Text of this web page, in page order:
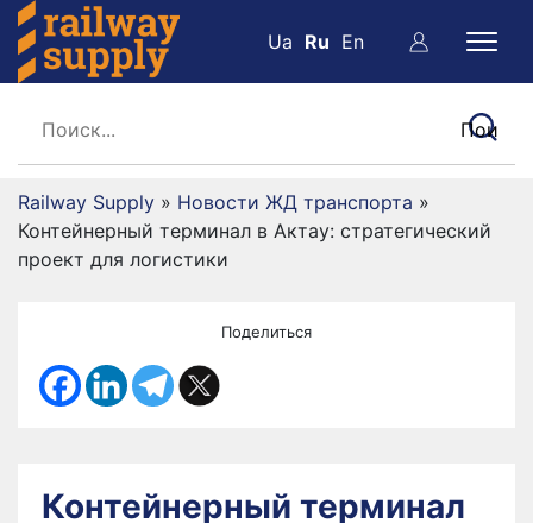
Ua Ru En
Railway Supply » Новости ЖД транспорта »
Контейнерный терминал в Актау: стратегический
проект для логистики
Поделиться
Контейнерный терминал